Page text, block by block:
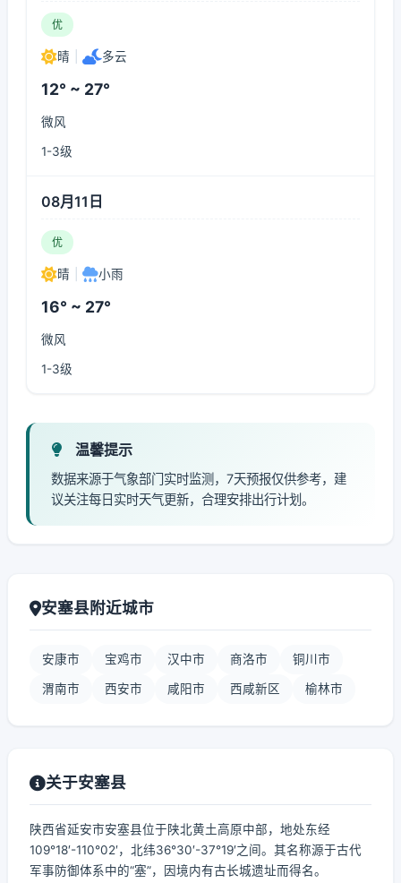
优
晴 多云
12° ~ 27°
微风
1-3级
08月11日
优
晴 小雨
16° ~ 27°
微风
1-3级
温馨提示
数据来源于气象部门实时监测，7天预报仅供参考，建
议关注每日实时天气更新，合理安排出行计划。
安塞县附近城市
安康市 宝鸡市 汉中市 商洛市 铜川市
渭南市 西安市 咸阳市 西咸新区 榆林市
关于安塞县
陕西省延安市安塞县位于陕北黄土高原中部，地处东经
109°18′-110°02′，北纬36°30′-37°19′之间。其名称源于古代
军事防御体系中的“塞”，因境内有古长城遗址而得名。